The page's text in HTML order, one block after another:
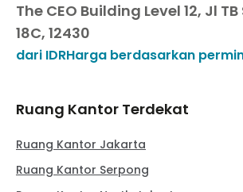
The CEO Building Level 12, Jl
18C, 12430
dari IDRHarga berdasarkan
Ruang Kantor Terdekat
Ruang Kantor Jakarta
Ruang Kantor Serpong